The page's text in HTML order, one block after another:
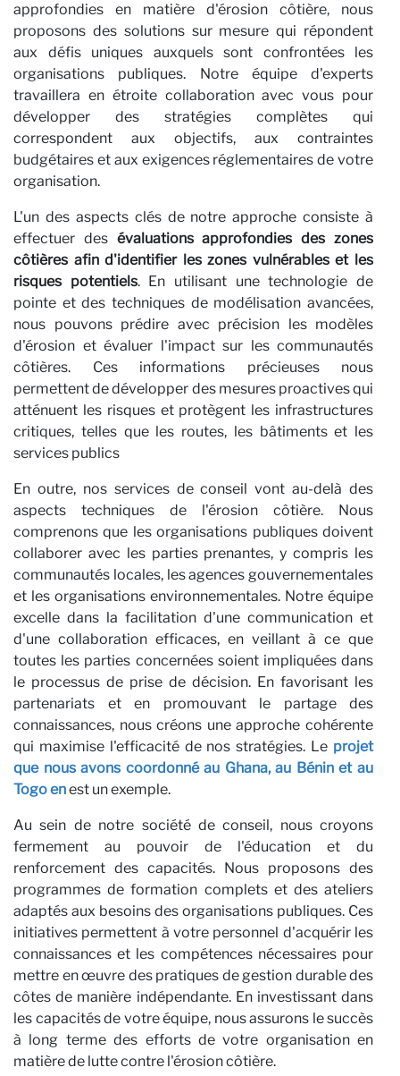
approfondies en matière d'érosion côtière, nous
proposons des solutions sur mesure qui répondent
aux défis uniques auxquels sont confrontées les
organisations publiques. Notre équipe d'experts
travaillera en étroite collaboration avec vous pour
développer des stratégies complètes qui
correspondent aux objectifs, aux contraintes
budgétaires et aux exigences réglementaires de votre
organisation.
L'un des aspects clés de notre approche consiste à
effectuer des évaluations approfondies des zones
côtières afin d'identifier les zones vulnérables et les
risques potentiels. En utilisant une technologie de
pointe et des techniques de modélisation avancées,
nous pouvons prédire avec précision les modèles
d'érosion et évaluer l'impact sur les communautés
côtières. Ces informations précieuses nous
permettent de développer des mesures proactives qui
atténuent les risques et protègent les infrastructures
critiques, telles que les routes, les bâtiments et les
services publics
En outre, nos services de conseil vont au-delà des
aspects techniques de l'érosion côtière. Nous
comprenons que les organisations publiques doivent
collaborer avec les parties prenantes, y compris les
communautés locales, les agences gouvernementales
et les organisations environnementales. Notre équipe
excelle dans la facilitation d'une communication et
d'une collaboration efficaces, en veillant à ce que
toutes les parties concernées soient impliquées dans
le processus de prise de décision. En favorisant les
partenariats et en promouvant le partage des
connaissances, nous créons une approche cohérente
qui maximise l'efficacité de nos stratégies. Le projet
que nous avons coordonné au Ghana, au Bénin et au
Togo enest un exemple.
Au sein de notre société de conseil, nous croyons
fermement au pouvoir de l'éducation et du
renforcement des capacités. Nous proposons des
programmes de formation complets et des ateliers
adaptés aux besoins des organisations publiques. Ces
initiatives permettent à votre personnel d'acquérir les
connaissances et les compétences nécessaires pour
mettre en œuvre des pratiques de gestion durable des
côtes de manière indépendante. En investissant dans
les capacités de votre équipe, nous assurons le succès
à long terme des efforts de votre organisation en
matière de lutte contre l'érosion côtière.